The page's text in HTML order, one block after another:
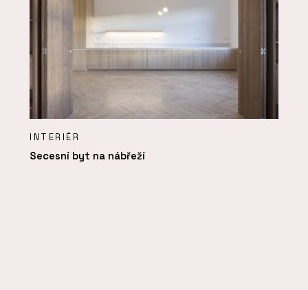
INTERIÉR
Secesní byt na nábřeží